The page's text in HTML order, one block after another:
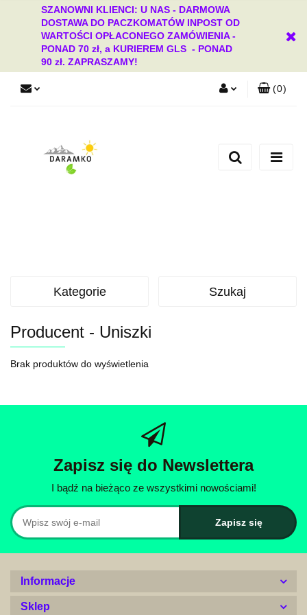
SZANOWNI KLIENCI: U NAS - DARMOWA
DOSTAWA DO PACZKOMATÓW INPOST OD
WARTOŚCI OPŁACONEGO ZAMÓWIENIA -
PONAD 70 zł, a KURIEREM GLS - PONAD
90 zł. ZAPRASZAMY!
Dodaj zgłoszenie
(0)
Kategorie Szukaj
Producent - Uniszki
Brak produktów do wyświetlenia
Zapisz się do Newslettera
I bądź na bieżąco ze wszystkimi nowościami!
Informacje
Sklep